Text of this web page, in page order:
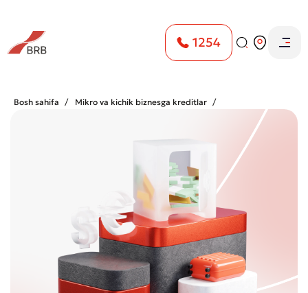
1254
Bosh sahifa
Mikro va kichik biznesga kreditlar